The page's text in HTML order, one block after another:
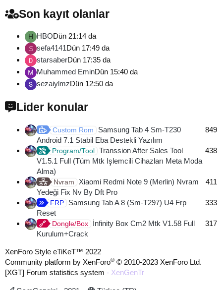
Son kayıt olanlar
H HBODün 21:14 da
S sefa4141Dün 17:49 da
starsaberDün 17:35 da
Muhammed EminDün 15:40 da
sezaiylmzDün 12:50 da
Lider konular
Custom Rom
Samsung Tab 4 Sm-T230
Android 7.1 Stabil Eba Destekli Yazılım
849
Program/Tool Transsion After Sales Tool
V1.5.1 Full (Tüm Mtk Işlemcili Cihazları Meta Moda
Alma)
438
Nvram
Xiaomi Redmi Note 9 (Merlin) Nvram
Yedeği Fix Nv By Dft Pro
411
FRP
Samsung Tab A 8 (Sm-T297) U4 Frp
Reset
333
Dongle/Box
İnfinity Box Cm2 Mtk V1.58 Full
Kurulum+Crack
317
XenForo Style eTiKeT™ 2022
Community platform by XenForo® © 2010-2023 XenForo Ltd.
[XGT] Forum statistics system - XenGenTr